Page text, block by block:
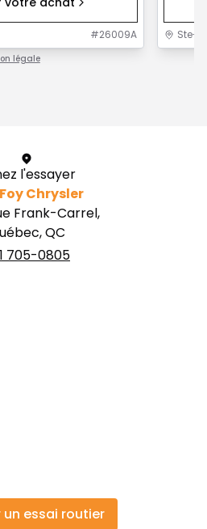
#26009A
légale
Ste-
l'essayer
Chrysler
Frank-Carrel,
QC
705-0805
un essai routier